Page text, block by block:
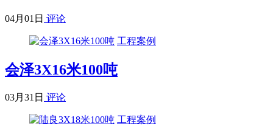
04月01日 评论
工程案例
会泽3X16米100吨
03月31日 评论
工程案例